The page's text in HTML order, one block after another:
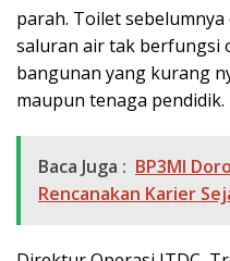
parah. Toilet
saluran air tak berfungsi
bangunan yang kurang
maupun tenaga pendidik.
Baca Juga : BP3MI
Rencanakan Karier